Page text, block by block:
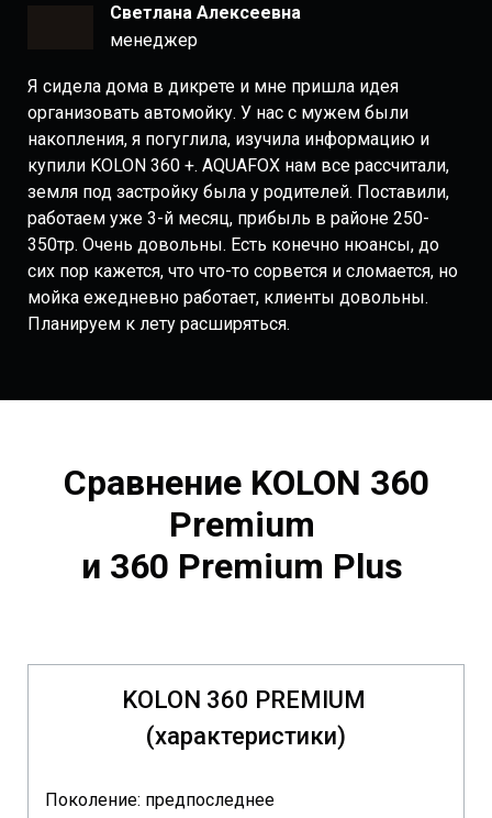
Светлана Алексеевна
менеджер
Я сидела дома в дикрете и мне пришла идея
организовать автомойку. У нас с мужем были
накопления, я погуглила, изучила информацию и
купили KOLON 360 +. AQUAFOX нам все рассчитали,
земля под застройку была у родителей. Поставили,
работаем уже 3-й месяц, прибыль в районе 250-
350тр. Очень довольны. Есть конечно нюансы, до
сих пор кажется, что что-то сорвется и сломается, но
мойка ежедневно работает, клиенты довольны.
Планируем к лету расширяться.
Сравнение KOLON 360
Premium
и 360 Premium Plus
KOLON 360 PREMIUM
(характеристики)
Поколение: предпоследнее